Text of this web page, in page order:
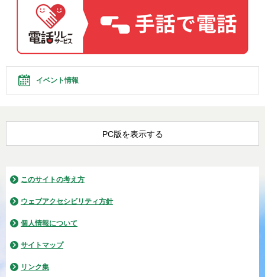
イベント情報
PC版を表示する
このサイトの考え方
ウェブアクセシビリティ方針
個人情報について
サイトマップ
リンク集